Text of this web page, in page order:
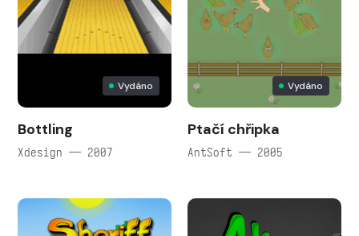
Vydáno
Bottling
Xdesign — 2007
Vydáno
Ptačí chřipka
AntSoft — 2005